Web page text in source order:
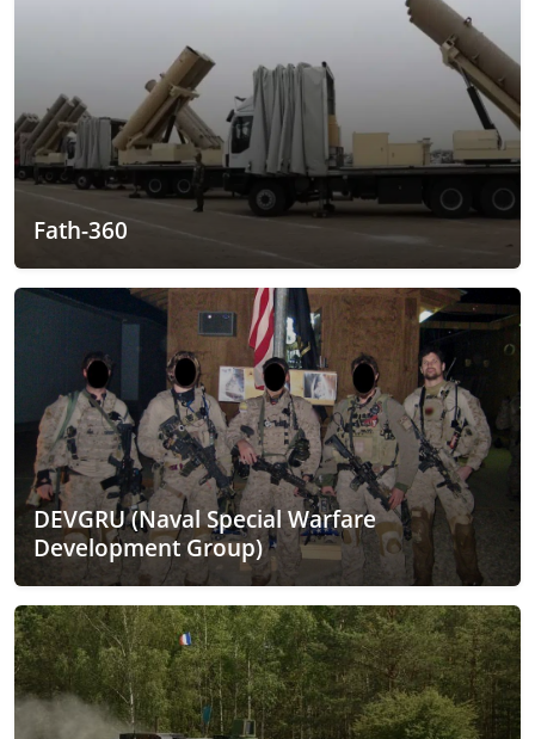
Fath-360
DEVGRU (Naval Special Warfare
Development Group)